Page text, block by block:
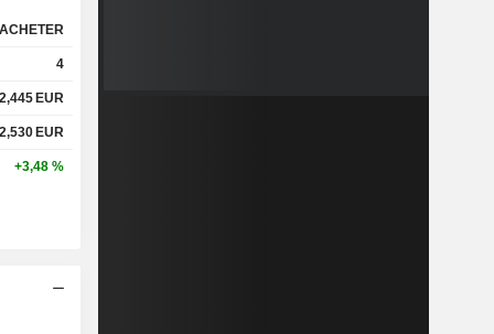
ACHETER
4
2,445 EUR
2,530 EUR
+3,48 %